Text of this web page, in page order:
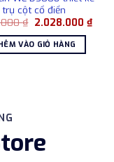
trụ cột cổ điển
₫ Giá
là:
3.918.000 ₫.
2.028.000 ₫Giá
hiện
VÀO GIỎ HÀNG